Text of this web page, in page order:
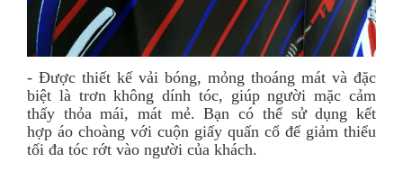
- Được thiết kế vải bóng, mỏng thoáng mát và đặc
biệt là trơn không dính tóc, giúp người mặc cảm
thấy thỏa mái, mát mẻ. Bạn có thể sử dụng kết
hợp áo choàng với cuộn giấy quấn cổ để giảm thiểu
tối đa tóc rớt vào người của khách.